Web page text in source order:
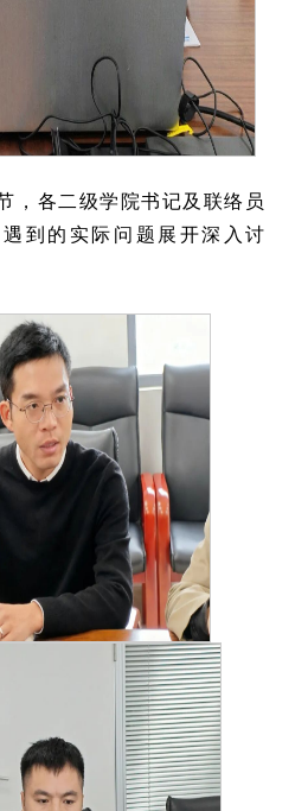
各二级学院书记及联络员
到的实际问题展开深入讨